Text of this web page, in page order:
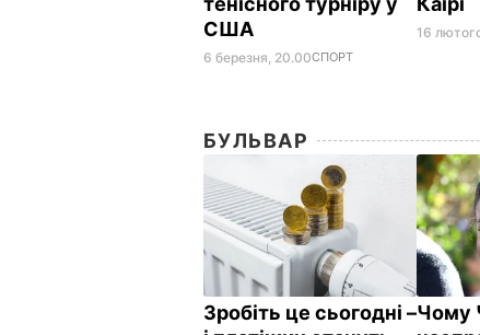
США
6 березня, 20.00СПОРТ
16
БУЛЬВАР
Зробіть це сьогодні –Чому